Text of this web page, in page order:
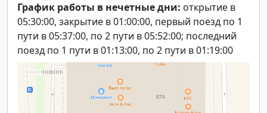
График работы в нечетные дни: открытие в
05:30:00, закрытие в 01:00:00, первый поезд по 1
пути в 05:37:00, по 2 пути в 05:52:00; последний
поезд по 1 пути в 01:13:00, по 2 пути в 01:19:00